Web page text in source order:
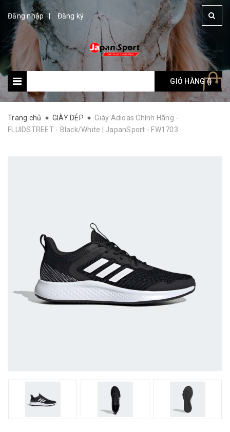
Đăng nhập Đăng ký
Giỏ hàng: ()
GIỎ HÀNG ()
Trang chủ GIÀY DÉP
Giày Adidas Chính Hãng -
FLUIDSTREET - Black/White | JapanSport - FW1703